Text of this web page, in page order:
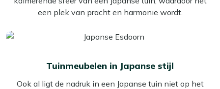
een plek van pracht en harmonie wordt.
Tuinmeubelen in Japanse stijl
Ook al ligt de nadruk in een Japanse tuin niet op het